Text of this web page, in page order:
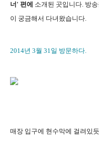
너' 편에 소개된 곳입니다. 방
이 궁금해서 다녀왔습니다.
2014년 3월 31일 방문하다.
매장 입구에 현수막에 걸려있